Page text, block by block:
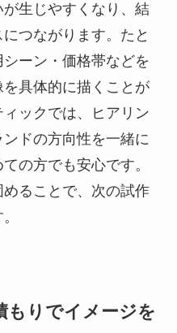
生じやすくなり、結
つながります。たと
ーン・価格帯などを
具体的に描くことが
ックでは、ヒアリン
ドの方向性を一緒に
の方でも安心です。
ることで、次の試作
りでイメージを